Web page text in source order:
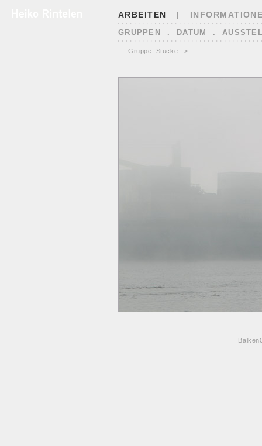
ARBEITEN |
GRUPPEN . DATUM .
Gruppe: Stücke >